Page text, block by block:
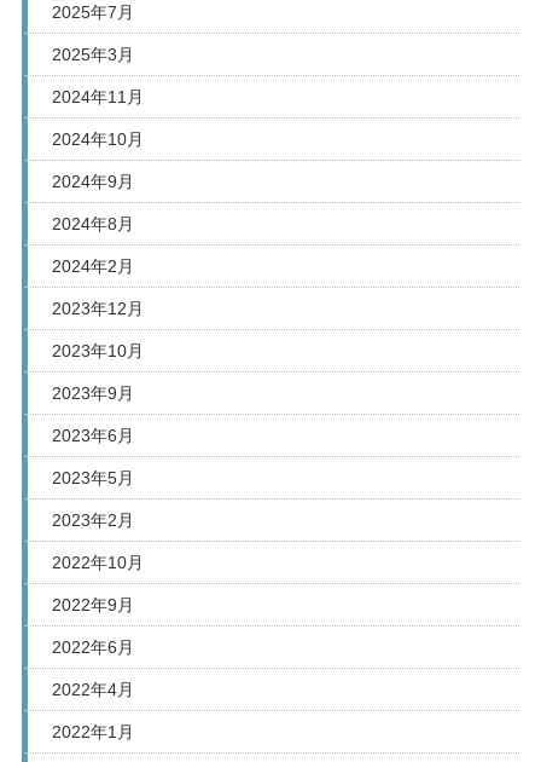
2025年7月
2025年3月
2024年11月
2024年10月
2024年9月
2024年8月
2024年2月
2023年12月
2023年10月
2023年9月
2023年6月
2023年5月
2023年2月
2022年10月
2022年9月
2022年6月
2022年4月
2022年1月